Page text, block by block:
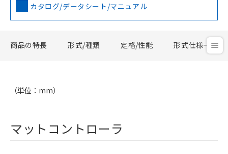
カタログ/データシート/マニュアル
商品の特長 形式/種類 定格/性能 形式仕様一覧
（単位：mm）
マットコントローラ